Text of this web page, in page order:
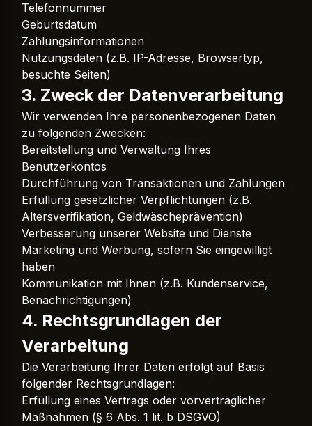
Telefonnummer
Geburtsdatum
Zahlungsinformationen
Nutzungsdaten (z.B. IP-Adresse, Browsertyp,
besuchte Seiten)
3. Zweck der Datenverarbeitung
Wir verwenden Ihre personenbezogenen Daten
zu folgenden Zwecken:
Bereitstellung und Verwaltung Ihres
Benutzerkontos
Durchführung von Transaktionen und Zahlungen
Erfüllung gesetzlicher Verpflichtungen (z.B.
Altersverifikation, Geldwäscheprävention)
Verbesserung unserer Website und Dienste
Marketing und Werbung, sofern Sie eingewilligt
haben
Kommunikation mit Ihnen (z.B. Kundenservice,
Benachrichtigungen)
4. Rechtsgrundlagen der
Verarbeitung
Die Verarbeitung Ihrer Daten erfolgt auf Basis
folgender Rechtsgrundlagen:
Erfüllung eines Vertrags oder vorvertraglicher
Maßnahmen (§ 6 Abs. 1 lit. b DSGVO)